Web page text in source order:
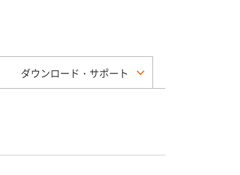
ダウンロード・サポート